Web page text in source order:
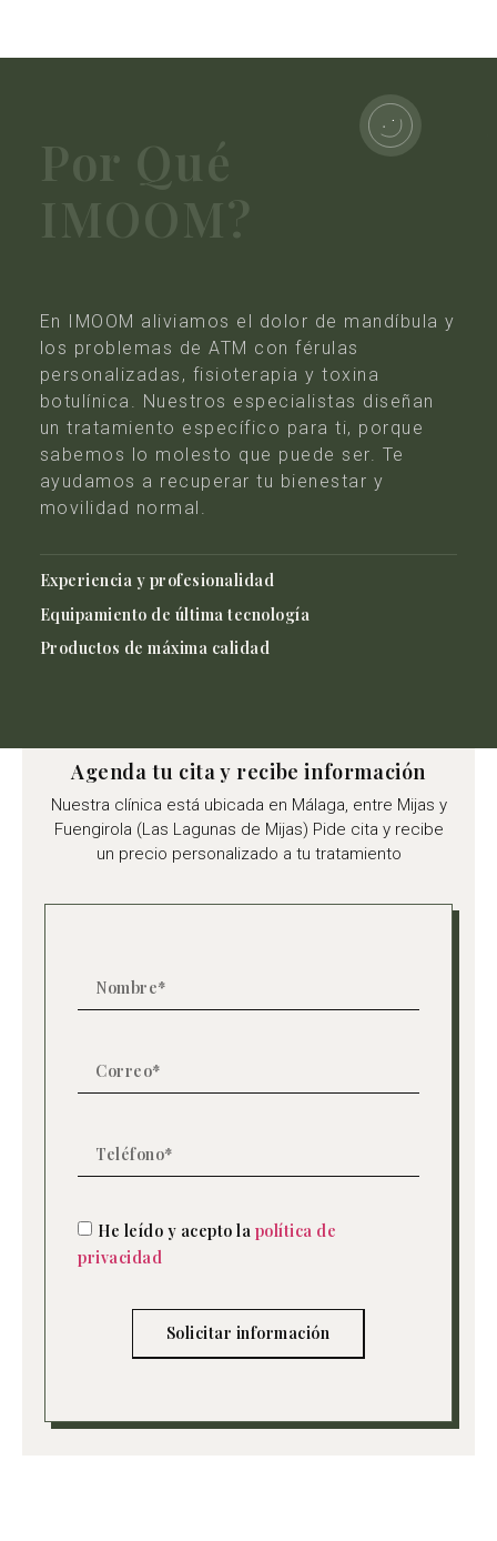
Por Qué
IMOOM?
En IMOOM aliviamos el dolor de mandíbula y
los problemas de ATM con férulas
personalizadas, fisioterapia y toxina
botulínica. Nuestros especialistas diseñan
un tratamiento específico para ti, porque
sabemos lo molesto que puede ser. Te
ayudamos a recuperar tu bienestar y
movilidad normal.
Experiencia y profesionalidad
Equipamiento de última tecnología
Productos de máxima calidad
Agenda tu cita y recibe información
Nuestra clínica está ubicada en Málaga, entre Mijas y
Fuengirola (Las Lagunas de Mijas) Pide cita y recibe
un precio personalizado a tu tratamiento
He leído y acepto la política de
privacidad
Solicitar información